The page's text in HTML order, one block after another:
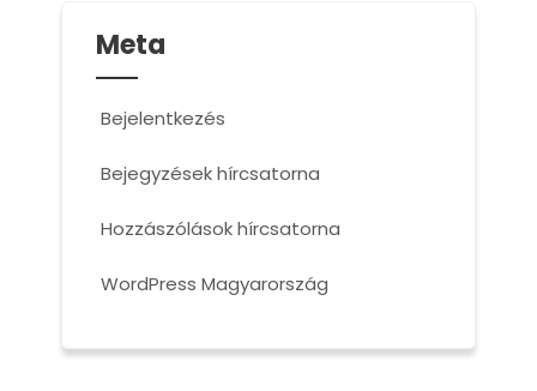
Meta
Bejelentkezés
Bejegyzések hírcsatorna
Hozzászólások hírcsatorna
WordPress Magyarország